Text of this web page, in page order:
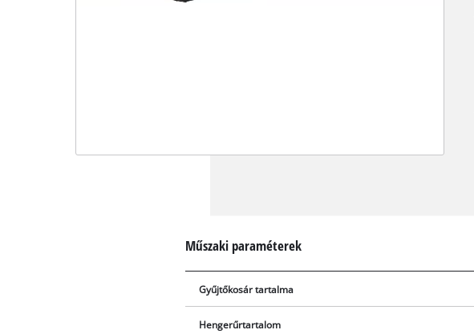
Műszaki paraméterek
Gyűjtőkosár tartalma
Hengerűrtartalom